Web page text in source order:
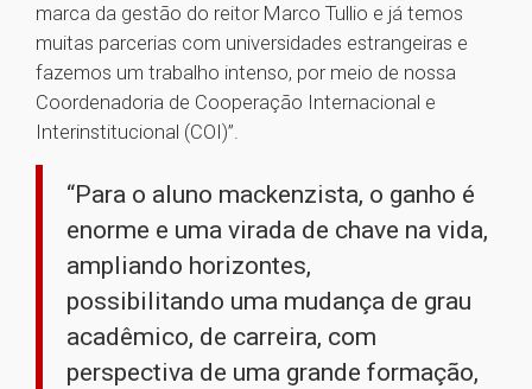
marca da gestão do reitor Marco Tullio e já temos
muitas parcerias com universidades estrangeiras e
fazemos um trabalho intenso, por meio de nossa
Coordenadoria de Cooperação Internacional e
Interinstitucional (COI)”.
“Para o aluno mackenzista, o ganho é
enorme e uma virada de chave na vida,
ampliando horizontes,
possibilitando uma mudança de grau
acadêmico, de carreira, com
perspectiva de uma grande formação,